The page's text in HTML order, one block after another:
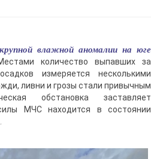
влажной аномалии на юге
количество выпавших за
измеряется несколькими
ливни и грозы стали привычным
обстановка заставляет
МЧС находится в состоянии